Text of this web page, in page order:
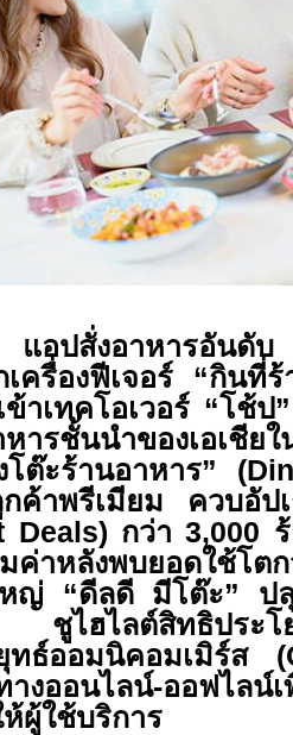
แอปสั่งอาหารอัน
ครื่องฟีเจอร์ “กินที่ร้
าเทคโอเวอร์“โช้ป
หารชั้นนำของเอเชี
โต๊ะร้านอาหาร”
กค้าพรีเมียม ควบอัป
Deals) กว่า3,000
ค่าหลังพบยอดใช้โ
ญ่ “ดีลดี มีโต๊ะ” ป
ไฮไลต์สิทธิประโย
ทธ์ออมนิคอมเมิร์ส (
างออนไลน์-ออฟไลน์
ผู้ใช้บริการ